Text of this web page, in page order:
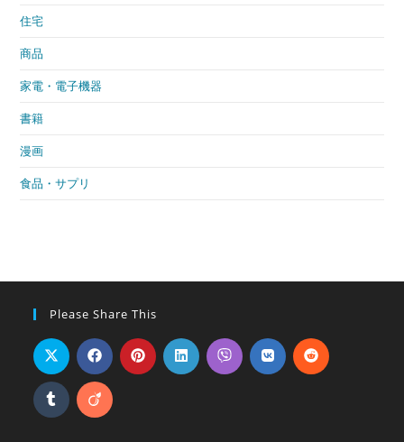
住宅
商品
家電・電子機器
書籍
漫画
食品・サプリ
Please Share This